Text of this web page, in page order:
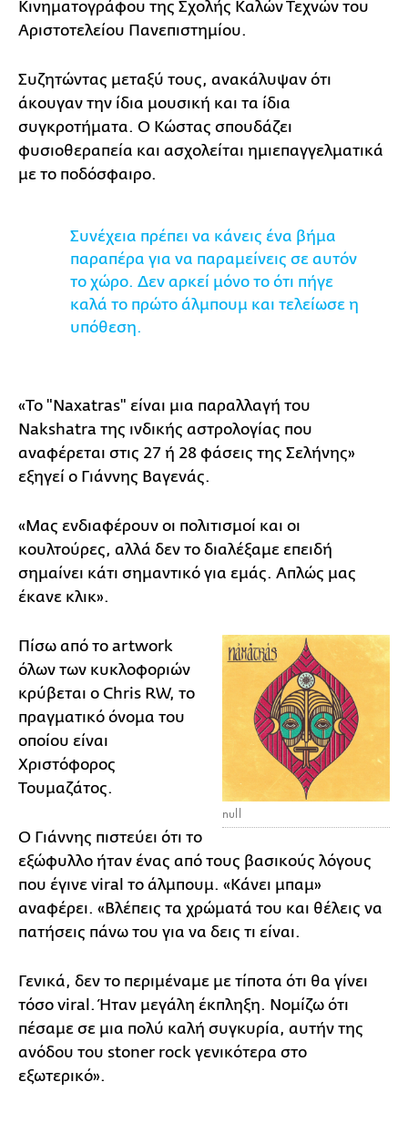
Κινηματογράφου της Σχολής Καλών Τεχνών του
Αριστοτελείου Πανεπιστημίου.
Συζητώντας μεταξύ τους, ανακάλυψαν ότι
άκουγαν την ίδια μουσική και τα ίδια
συγκροτήματα. Ο Κώστας σπουδάζει
φυσιοθεραπεία και ασχολείται ημιεπαγγελματικά
με το ποδόσφαιρο.
Συνέχεια πρέπει να κάνεις ένα βήμα
παραπέρα για να παραμείνεις σε αυτόν
το χώρο. Δεν αρκεί μόνο το ότι πήγε
καλά το πρώτο άλμπουμ και τελείωσε η
υπόθεση.
«Το "Naxatras" είναι μια παραλλαγή του
Nakshatra της ινδικής αστρολογίας που
αναφέρεται στις 27 ή 28 φάσεις της Σελήνης»
εξηγεί ο Γιάννης Βαγενάς.
«Μας ενδιαφέρουν οι πολιτισμοί και οι
κουλτούρες, αλλά δεν το διαλέξαμε επειδή
σημαίνει κάτι σημαντικό για εμάς. Απλώς μας
έκανε κλικ».
null
Πίσω από το artwork
όλων των κυκλοφοριών
κρύβεται ο Chris RW, το
πραγματικό όνομα του
οποίου είναι
Χριστόφορος
Τουμαζάτος.
Ο Γιάννης πιστεύει ότι το
εξώφυλλο ήταν ένας από τους βασικούς λόγους
που έγινε viral το άλμπουμ. «Κάνει μπαμ»
αναφέρει. «Βλέπεις τα χρώματά του και θέλεις να
πατήσεις πάνω του για να δεις τι είναι.
Γενικά, δεν το περιμέναμε με τίποτα ότι θα γίνει
τόσο viral. Ήταν μεγάλη έκπληξη. Νομίζω ότι
πέσαμε σε μια πολύ καλή συγκυρία, αυτήν της
ανόδου του stoner rock γενικότερα στο
εξωτερικό».